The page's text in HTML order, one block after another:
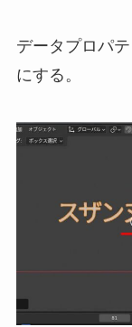
データプロパ
にする。